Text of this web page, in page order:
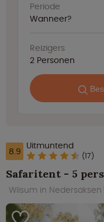
Periode
Wanneer?
Reizigers
2 Personen
8.9 Uitmuntend
(17)
Safaritent - 5
Wilsum in Nedersaksen